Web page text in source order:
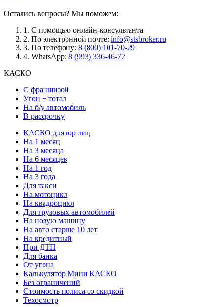
Остались вопросы? Мы поможем:
1. С помощью онлайн-консультанта
2. По электронной почте: info@stsbroker.ru
3. По телефону: 8 (800) 101-70-29
4. WhatsApp: 8 (993) 336-46-72
КАСКО
С франшизой
Угон + тотал
На б/у автомобиль
В рассрочку
КАСКО для юр лиц
На 1 месяц
На 3 месяца
На 6 месяцев
На 1 год
На 3 года
Для такси
На мотоцикл
На квадроцикл
Для грузовых автомобилей
На новую машину
На авто старше 10 лет
На кредитный
При ДТП
Для банка
От угона
Калькулятор Мини КАСКО
Без ограничений
Стоимость полиса со скидкой
Техосмотр